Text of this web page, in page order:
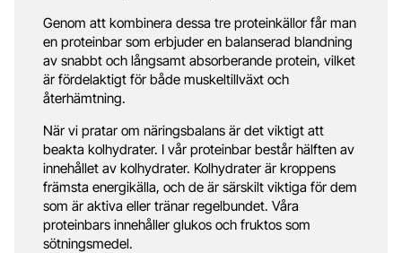
Genom att kombinera dessa tre proteinkällor får man
en proteinbar som erbjuder en balanserad blandning
av snabbt och långsamt absorberande protein, vilket
är fördelaktigt för både muskeltillväxt och
återhämtning.
När vi pratar om näringsbalans är det viktigt att
beakta kolhydrater. I vår proteinbar består hälften av
innehållet av kolhydrater. Kolhydrater är kroppens
främsta energikälla, och de är särskilt viktiga för dem
som är aktiva eller tränar regelbundet. Våra
proteinbars innehåller glukos och fruktos som
sötningsmedel.